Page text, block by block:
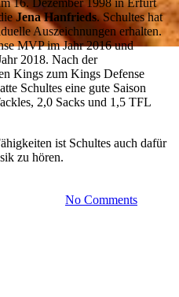
Signings
mit Schultes
No Comments
16. Dezember 1998 in Erfurt
Jena Hanfrieds. Schultes hat
Auszeichnungen erhalten.
MVP im Jahr 2016 und
2018. Nach der
Kings zum Kings Defense
Schultes eine gute Saison
2,0 Sacks und 1,5 TFL
ist Schultes auch dafür
zu hören.